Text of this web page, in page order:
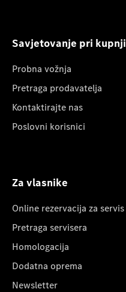
Savjetovanje pri kupnji
Probna vožnja
Pretraga prodavatelja
Kontaktirajte nas
Poslovni korisnici
Za vlasnike
Online rezervacija za servis
Pretraga servisera
Homologacija
Dodatna oprema
Newsletter